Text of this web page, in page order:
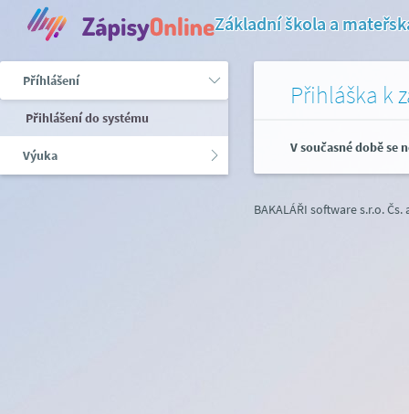
Základní škola a
Příhlášení
Přihlášení do systému
Výuka
Přihláška k
V současné době se
BAKALÁŘI software s.r.o.Čs.